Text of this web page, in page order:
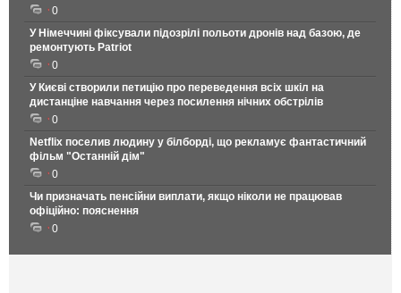
0
У Німеччині фіксували підозрілі польоти дронів над базою, де
ремонтують Patriot
0
У Києві створили петицію про переведення всіх шкіл на
дистанціне навчання через посилення нічних обстрілів
0
Netflix поселив людину у білборді, що рекламує фантастичний
фільм "Останній дім"
0
Чи призначать пенсійни виплати, якщо ніколи не працював
офіційно: пояснення
0